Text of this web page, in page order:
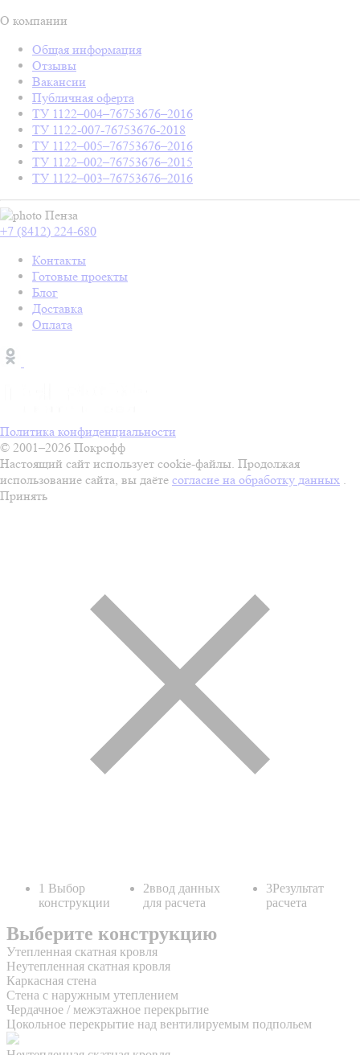
О компании
Общая информация
Отзывы
Вакансии
Публичная оферта
ТУ 1122–004–76753676–2016
ТУ 1122-007-76753676-2018
ТУ 1122–005–76753676–2016
ТУ 1122–002–76753676–2015
ТУ 1122–003–76753676–2016
Пенза
+7 (8412) 224-680
Контакты
Готовые проекты
Блог
Доставка
Оплата
Политика конфиденциальности
© 2001–2026 Покрофф
Настоящий сайт использует cookie-файлы. Продолжая
использование сайта, вы даёте согласие на обработку данных .
Принять